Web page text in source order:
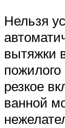
Нельзя
вытяжки
пожилого
резкое
ванной